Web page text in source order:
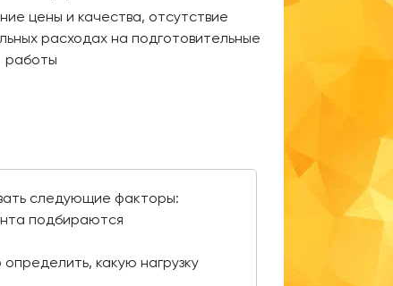
цены и качества, отсутствие
расходах на подготовительные
работы
следующие факторы:
подбираются
какую нагрузку